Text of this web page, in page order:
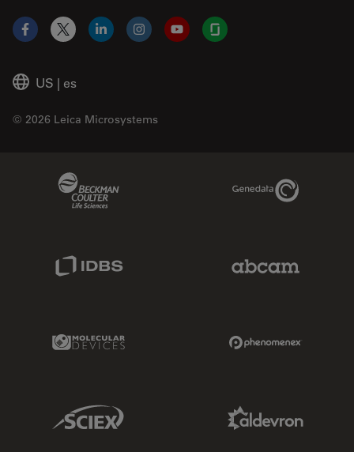
US | es
© 2026 Leica Microsystems
Facebook
X LinkedInInstagramYouTubeGlassdoor
Genedata Link
Molecular Devices Link
Sciex Link